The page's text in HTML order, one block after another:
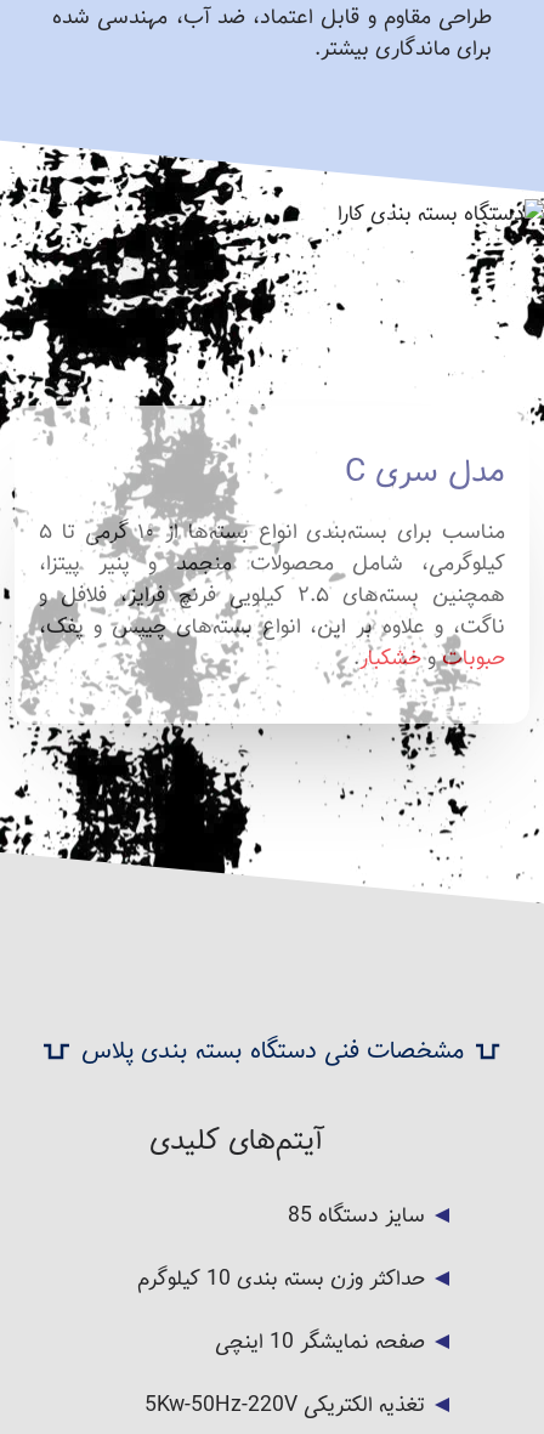
طراحی مقاوم و قابل اعتماد، ضد آب، مهندسی شده
برای ماندگاری بیشتر.
مدل سری C
مناسب برای بسته‌بندی انواع بسته‌ها از ۱۰ گرمی تا ۵
کیلوگرمی، شامل محصولات منجمد و پنیر پیتزا،
همچنین بسته‌های ۲.۵ کیلویی فرنچ فرایز، فلافل و
ناگت، و علاوه بر این، انواع بسته‌های چیپس و پفک،
حبوباتوخشکبار.
مشخصات فنی دستگاه بسته بندی پلاس
آیتم‌های کلیدی
سایز دستگاه 85
حداکثر وزن بسته بندی 10 کیلوگرم
صفحه نمایشگر 10 اینچی
تغذیه الکتریکی 5Kw-50Hz-220V